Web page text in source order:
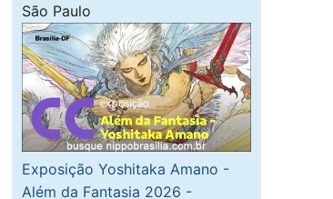
São Paulo
Exposição Yoshitaka Amano -
Além da Fantasia 2026 -